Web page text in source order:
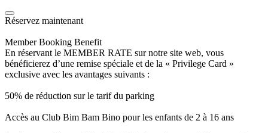
Réservez maintenant
Member Booking Benefit
En réservant le MEMBER RATE sur notre site web, vous
bénéficierez d’une remise spéciale et de la « Privilege Card »
exclusive avec les avantages suivants :
50% de réduction sur le tarif du parking
Accès au Club Bim Bam Bino pour les enfants de 2 à 16 ans